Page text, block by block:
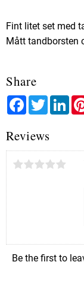
Fint litet set med
Mått tandborsten
Share
FacebookTwitter
Reviews
Be the first to